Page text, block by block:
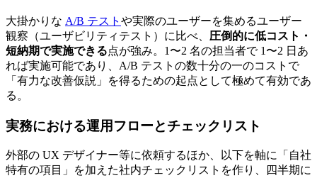
大掛かりな A/B テスト や実際のユーザーを集めるユーザー
観察（ユーザビリティテスト）に比べ、 圧倒的に低コスト・
短納期で実施できる点が強み。1〜2 名の担当者で 1〜2 日あ
れば実施可能であり、A/B テストの数十分の一のコストで
「有力な改善仮説」を得るための起点として極めて有効であ
る。
実務における運用フローとチェックリスト
外部の UX デザイナー等に依頼するほか、以下を軸に「自社
特有の項目」を加えた社内チェックリストを作り、四半期に